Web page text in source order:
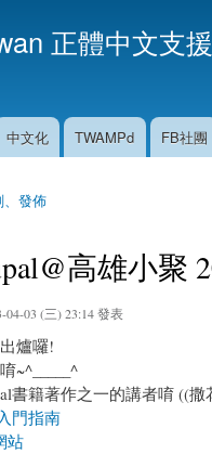
正體中文支
中文化 TWAMPd FB社團
、發佈
高雄小聚
04-03 (三) 23:14 發表
爐囉!
~^_____^
書籍著作之一的講者唷 ((
門指南
站